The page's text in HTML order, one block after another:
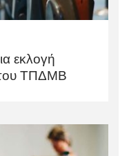
εκλογή
του ΤΠΔΜΒ